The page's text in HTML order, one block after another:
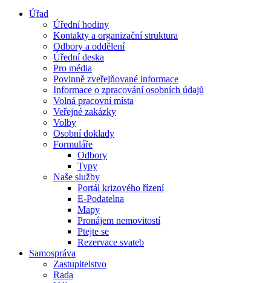
Úřad
Úřední hodiny
Kontakty a organizační struktura
Odbory a oddělení
Úřední deska
Pro média
Povinně zveřejňované informace
Informace o zpracování osobních údajů
Volná pracovní místa
Veřejné zakázky
Volby
Osobní doklady
Formuláře
Odbory
Typy
Naše služby
Portál krizového řízení
E-Podatelna
Mapy
Pronájem nemovitostí
Ptejte se
Rezervace svateb
Samospráva
Zastupitelstvo
Rada